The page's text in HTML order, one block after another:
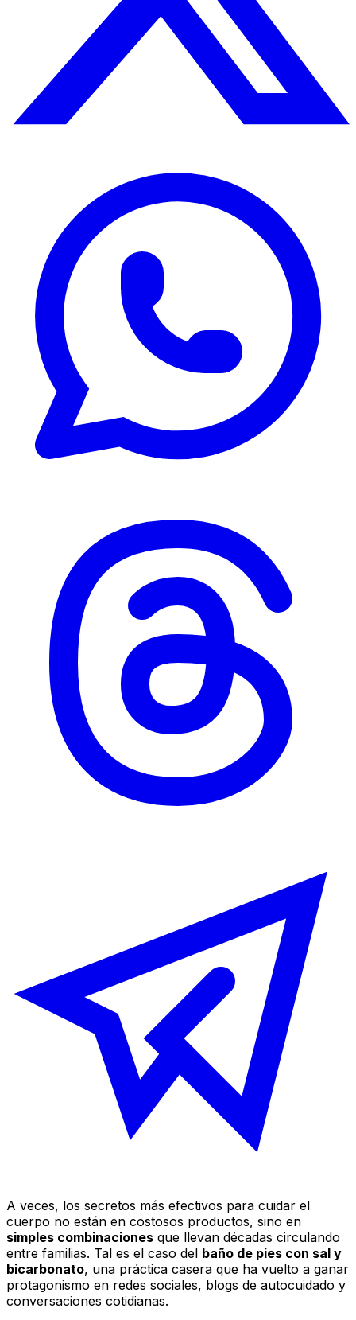
A veces, los secretos más efectivos para cuidar el
cuerpo no están en costosos productos, sino en
simples combinaciones que llevan décadas circulando
entre familias. Tal es el caso del baño de pies con sal y
bicarbonato, una práctica casera que ha vuelto a ganar
protagonismo en redes sociales, blogs de autocuidado y
conversaciones cotidianas.